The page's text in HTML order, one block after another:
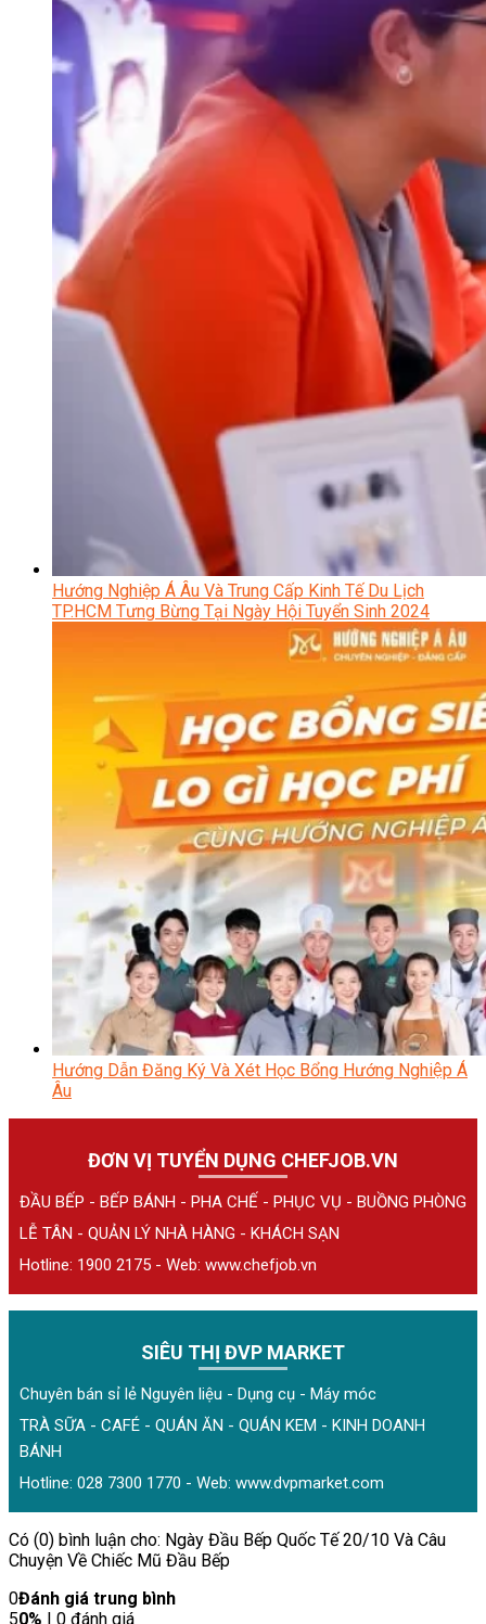
Hướng Nghiệp Á Âu Và Trung Cấp Kinh Tế Du Lịch
TP.HCM Tưng Bừng Tại Ngày Hội Tuyển Sinh 2024
Hướng Dẫn Đăng Ký Và Xét Học Bổng Hướng Nghiệp Á
Âu
ĐƠN VỊ TUYỂN DỤNG CHEFJOB.VN
ĐẦU BẾP - BẾP BÁNH - PHA CHẾ - PHỤC VỤ - BUỒNG PHÒNG
LỄ TÂN - QUẢN LÝ NHÀ HÀNG - KHÁCH SẠN
Hotline: 1900 2175 - Web: www.chefjob.vn
SIÊU THỊ ĐVP MARKET
Chuyên bán sỉ lẻ Nguyên liệu - Dụng cụ - Máy móc
TRÀ SỮA - CAFÉ - QUÁN ĂN - QUÁN KEM - KINH DOANH
BÁNH
Hotline: 028 7300 1770 - Web: www.dvpmarket.com
Có (0) bình luận cho: Ngày Đầu Bếp Quốc Tế 20/10 Và Câu
Chuyện Về Chiếc Mũ Đầu Bếp
0Đánh giá trung bình
50% | 0 đánh giá